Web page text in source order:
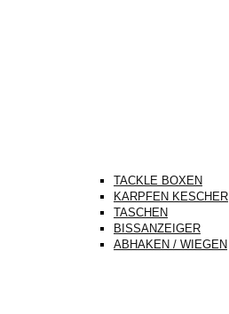
TACKLE BOXEN
KARPFEN KESCHER
TASCHEN
BISSANZEIGER
ABHAKEN / WIEGEN